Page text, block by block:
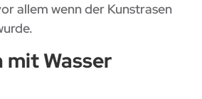
allem wenn der Kunstrasen
Wasser